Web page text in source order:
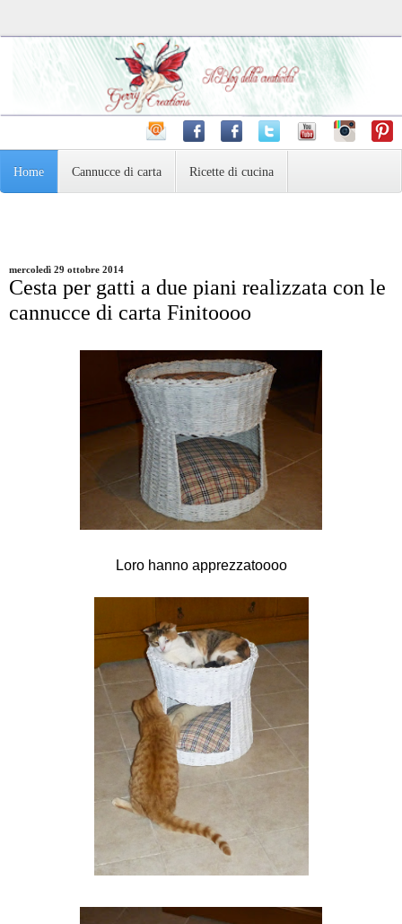
Home Cannucce di carta Ricette di cucina
mercoledì 29 ottobre 2014
Cesta per gatti a due piani realizzata con le
cannucce di carta Finitoooo
Loro hanno apprezzatoooo